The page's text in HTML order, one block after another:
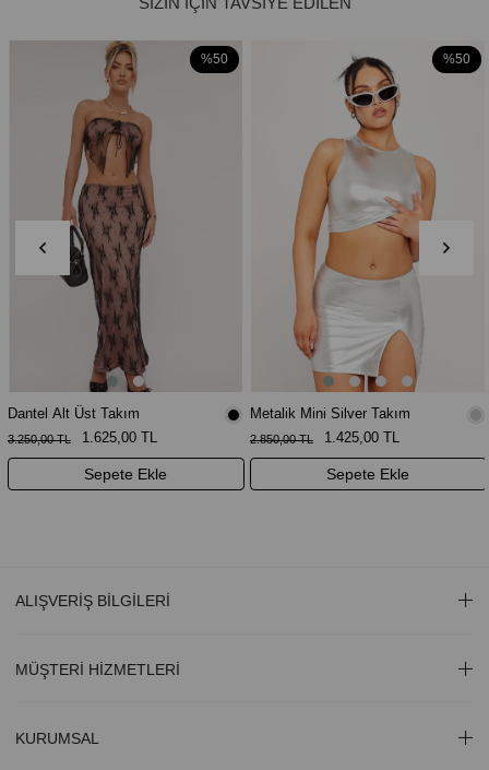
Dantel Alt Üst Takım
1.625,00 TL
3.250,00 TL
Sepete Ekle
%50
Metalik Mini Silver Takım
1.425,00 TL
2.850,00 TL
Sepete Ekle
%50
ALIŞVERİŞ BİLGİLERİ
MÜŞTERİ HİZMETLERİ
KURUMSAL